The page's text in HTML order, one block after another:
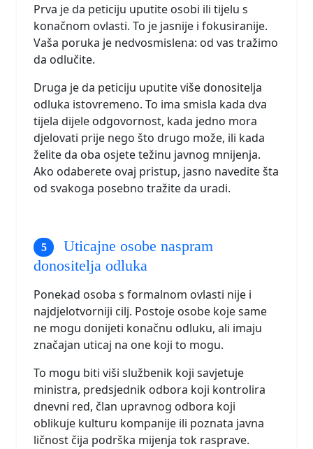
Prva je da peticiju uputite osobi ili tijelu s
konačnom ovlasti. To je jasnije i fokusiranije.
Vaša poruka je nedvosmislena: od vas tražimo
da odlučite.
Druga je da peticiju uputite više donositelja
odluka istovremeno. To ima smisla kada dva
tijela dijele odgovornost, kada jedno mora
djelovati prije nego što drugo može, ili kada
želite da oba osjete težinu javnog mnijenja.
Ako odaberete ovaj pristup, jasno navedite šta
od svakoga posebno tražite da uradi.
Uticajne osobe naspram
donositelja odluka
Ponekad osoba s formalnom ovlasti nije i
najdjelotvorniji cilj. Postoje osobe koje same
ne mogu donijeti konačnu odluku, ali imaju
značajan uticaj na one koji to mogu.
To mogu biti viši službenik koji savjetuje
ministra, predsjednik odbora koji kontrolira
dnevni red, član upravnog odbora koji
oblikuje kulturu kompanije ili poznata javna
ličnost čija podrška mijenja tok rasprave.